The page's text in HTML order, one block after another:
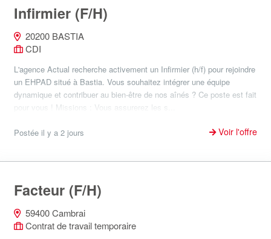
Infirmier (F/H)
20200 BASTIA
CDI
L'agence Actual recherche activement un Infirmier (h/f) pour rejoindre
un EHPAD situé à Bastia. Vous souhaitez intégrer une équipe
dynamique et contribuer au bien-être de nos aînés ? Ce poste est fait
pour vous ! Missions : Vous assurerez les s...
Postée il y a 2 jours Voir l'offre
Facteur (F/H)
59400 Cambrai
Contrat de travail temporaire